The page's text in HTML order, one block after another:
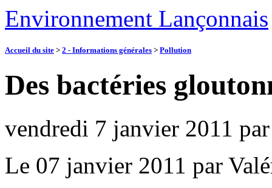
Environnement Lançonnais
Accueil du site > 2 - Informations générales > Pollution
Des bactéries
vendredi 7 janvier 2011
Le 07 janvier 2011 par